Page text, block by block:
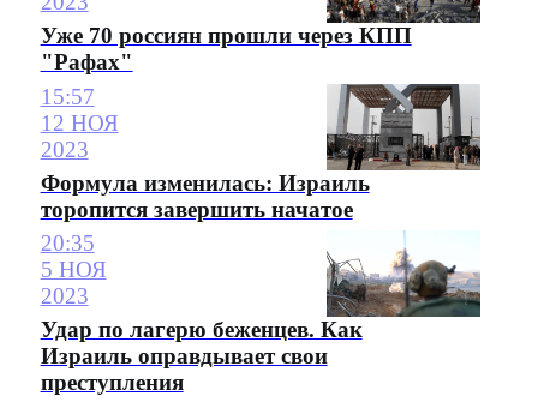
Уже 70 россиян прошли через КПП
"Рафах"
15:57
12 НОЯ
2023
Формула изменилась: Израиль
торопится завершить начатое
20:35
5 НОЯ
2023
Удар по лагерю беженцев. Как
Израиль оправдывает свои
преступления